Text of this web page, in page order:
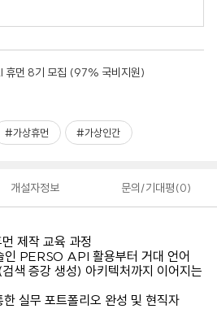
먼 8기 모집 (97% 국비지원)
#가상휴먼 #가상인간
제작 교육 과정
인 PERSO API 활용부터 거대 언어
색 증강 생성) 아키텍처까지 이어지는
실무 포트폴리오 완성 및 현직자
개설자정보 문의/기대평 0